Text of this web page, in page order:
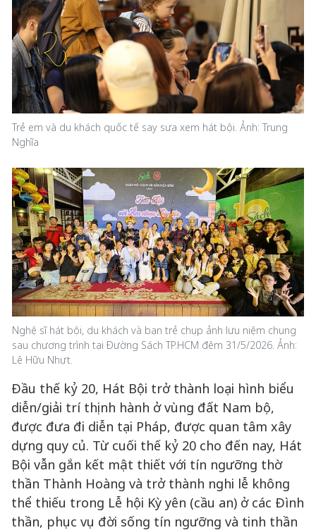
Trẻ em và du khách quốc tế say sưa xem hát bội. Ảnh: Trung
Nghĩa
Nghệ sĩ hát bội, du khách và bạn trẻ chụp ảnh lưu niệm chung
sau chương trình tại Đường Sách TP.HCM đêm 31/5/2026. Ảnh:
Lê Hữu Nhựt.
Đầu thế kỷ 20, Hát Bội trở thành loại hình biểu
diễn/giải trí thịnh hành ở vùng đất Nam bộ,
được đưa đi diễn tại Pháp, được quan tâm xây
dựng quy củ. Từ cuối thế kỷ 20 cho đến nay, Hát
Bội vẫn gắn kết mật thiết với tín ngưỡng thờ
thần Thành Hoàng và trở thành nghi lễ không
thể thiếu trong Lễ hội Kỳ yên (cầu an) ở các Đình
thần, phục vụ đời sống tín ngưỡng và tinh thần